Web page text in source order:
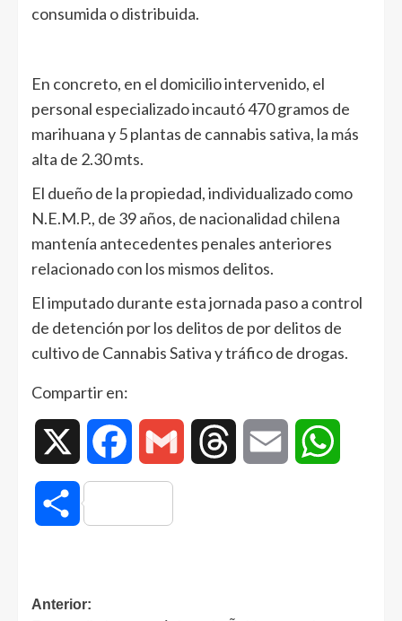
consumida o distribuida.
En concreto, en el domicilio intervenido, el
personal especializado incautó 470 gramos de
marihuana y 5 plantas de cannabis sativa, la más
alta de 2.30 mts.
El dueño de la propiedad, individualizado como
N.E.M.P., de 39 años, de nacionalidad chilena
mantenía antecedentes penales anteriores
relacionado con los mismos delitos.
El imputado durante esta jornada paso a control
de detención por los delitos de por delitos de
cultivo de Cannabis Sativa y tráfico de drogas.
Compartir en:
Facebook Gmail Threads Email
Compartir
Anterior: